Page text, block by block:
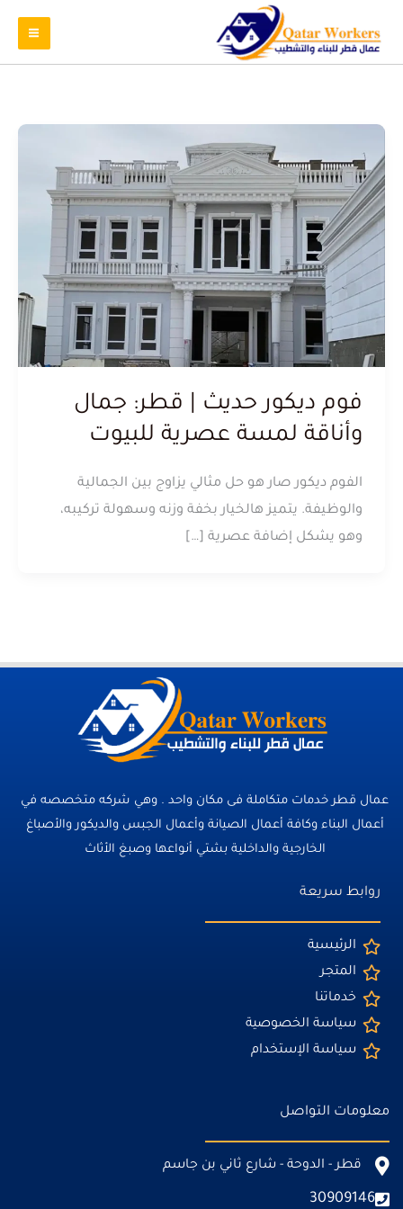
فوم ديكور حديث | قطر: جمال
وأناقة لمسة عصرية للبيوت
الفوم ديكور صار هو حل مثالي يزاوج بين الجمالية
والوظيفة. يتميز هالخيار بخفة وزنه وسهولة تركيبه،
وهو يشكل إضافة عصرية […]
عمال قطر خدمات متكاملة فى مكان واحد . وهي شركه متخصصه في
أعمال البناء وكافة أعمال الصيانة وأعمال الجبس والديكور والأصباغ
الخارجية والداخلية بشتي أنواعها وصبغ الأثاث
روابط سريعة
الرئيسية
المتجر
خدماتنا
سياسة الخصوصية
سياسة الإستخدام
معلومات التواصل
قطر - الدوحة - شارع ثاني بن جاسم
30909146